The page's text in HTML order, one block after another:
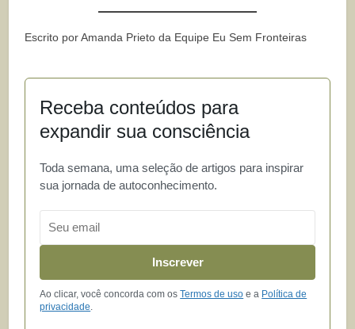
Escrito por Amanda Prieto da Equipe Eu Sem Fronteiras
Receba conteúdos para
expandir sua consciência
Toda semana, uma seleção de artigos para inspirar
sua jornada de autoconhecimento.
Inscrever
Ao clicar, você concorda com osTermos de uso e a Política de
privacidade